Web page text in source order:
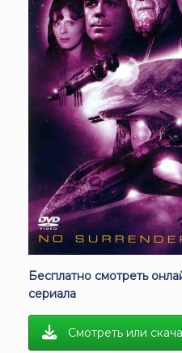
Бесплатно смотреть
сериала
Смотреть или